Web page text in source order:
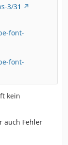
3/31
font-
font-
kein
auch Fehler